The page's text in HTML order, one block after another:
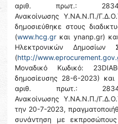
αριθ. πρωτ.: 2834.4/
Ανακοίνωσης Υ.ΝΑ.Ν.Π./
δημοσιεύθηκε στους
(www.hcg.gr και ynanp.gr)
Ηλεκτρονικών Δημοσίων
(http://
Μοναδικό Κωδικό:
δημοσίευσης 28-6-2023)
αριθ. πρωτ.: 2834.4/
Ανακοίνωσης Υ.ΝΑ.Ν.Π./
την 20-7-2023,
συνάντηση με